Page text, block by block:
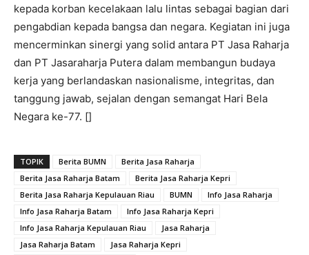
kepada korban kecelakaan lalu lintas sebagai bagian dari
pengabdian kepada bangsa dan negara. Kegiatan ini juga
mencerminkan sinergi yang solid antara PT Jasa Raharja
dan PT Jasaraharja Putera dalam membangun budaya
kerja yang berlandaskan nasionalisme, integritas, dan
tanggung jawab, sejalan dengan semangat Hari Bela
Negara ke-77. []
TOPIK Berita BUMN
Berita Jasa Raharja
Berita Jasa Raharja Batam
Berita Jasa Raharja Kepri
Berita Jasa Raharja Kepulauan Riau
BUMN
Info Jasa Raharja
Info Jasa Raharja Batam
Info Jasa Raharja Kepri
Info Jasa Raharja Kepulauan Riau
Jasa Raharja
Jasa Raharja Batam
Jasa Raharja Kepri